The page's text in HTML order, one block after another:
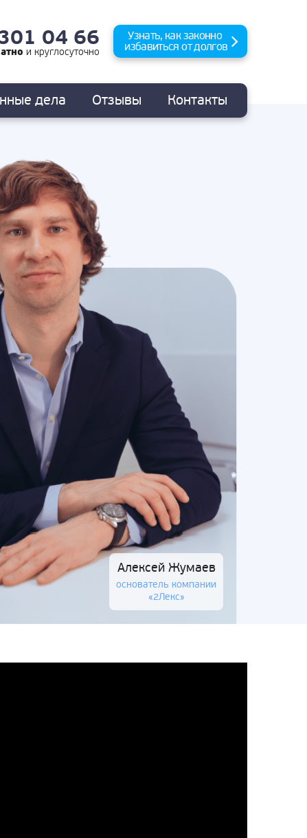
04 66
икруглосуточно
Узнать, как законно
избавиться от долгов
дела Отзывы Контакты
Алексей Жумаев
основатель компании
«2Лекс»